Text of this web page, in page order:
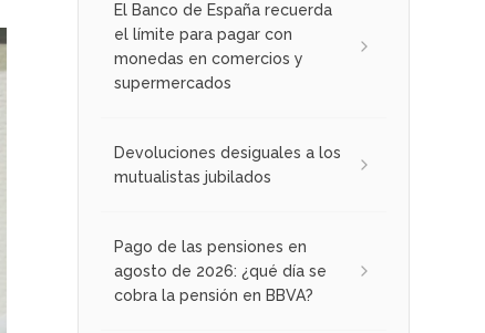
El Banco de España recuerda
el límite para pagar con
monedas en comercios y
supermercados
Devoluciones desiguales a los
mutualistas jubilados
Pago de las pensiones en
agosto de 2026: ¿qué día se
cobra la pensión en BBVA?